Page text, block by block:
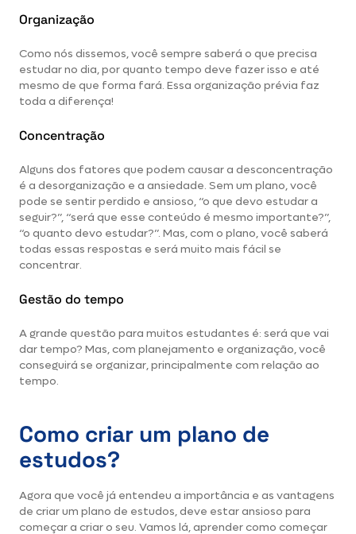
Organização
Como nós dissemos, você sempre saberá o que precisa
estudar no dia, por quanto tempo deve fazer isso e até
mesmo de que forma fará. Essa organização prévia faz
toda a diferença!
Concentração
Alguns dos fatores que podem causar a desconcentração
é a desorganização e a ansiedade. Sem um plano, você
pode se sentir perdido e ansioso, “o que devo estudar a
seguir?”, “será que esse conteúdo é mesmo importante?”,
“o quanto devo estudar?”. Mas, com o plano, você saberá
todas essas respostas e será muito mais fácil se
concentrar.
Gestão do tempo
A grande questão para muitos estudantes é: será que vai
dar tempo? Mas, com planejamento e organização, você
conseguirá se organizar, principalmente com relação ao
tempo.
Como criar um plano de
estudos?
Agora que você já entendeu a importância e as vantagens
de criar um plano de estudos, deve estar ansioso para
começar a criar o seu. Vamos lá, aprender como começar